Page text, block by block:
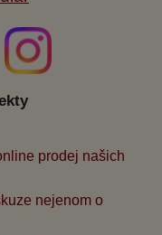
prodej našich
nejenom o